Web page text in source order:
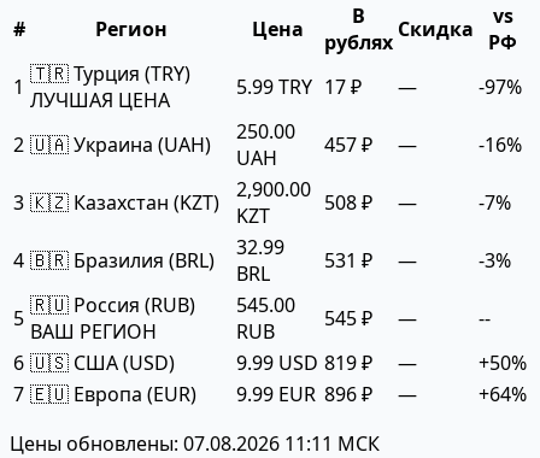
#
Регион Цена
В
рублях Скидка
vs
РФ
1 🇹🇷 Турция (TRY)
ЛУЧШАЯ ЦЕНА
5.99 TRY 17 ₽ — -97%
2 🇺🇦 Украина (UAH)
250.00
UAH
457 ₽ — -16%
3 🇰🇿 Казахстан (KZT)
2,900.00
KZT
508 ₽ — -7%
4 🇧🇷 Бразилия (BRL)
32.99
BRL
531 ₽ — -3%
5 🇷🇺 Россия (RUB)
ВАШ РЕГИОН
545.00
RUB
545 ₽ —
--
6 🇺🇸 США (USD) 9.99 USD 819 ₽ —
+50%
7 🇪🇺 Европа (EUR) 9.99 EUR 896 ₽ —
+64%
Цены обновлены: 07.08.2026 11:11 МСК